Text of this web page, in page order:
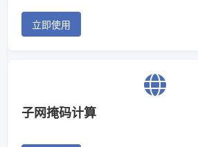
立即使用
子网掩码计算